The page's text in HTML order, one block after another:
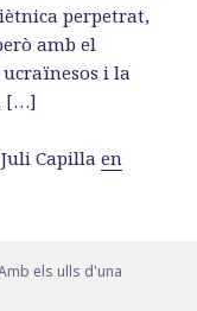
perpetrat,
amb el
i la
[…]
Juli Capillaen
els ulls d'una